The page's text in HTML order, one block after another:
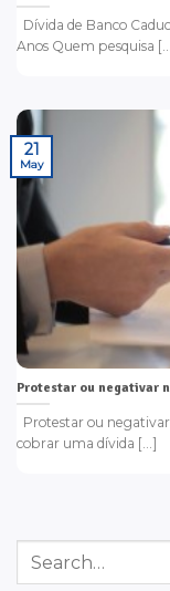
Dívida de Banco
Anos Quem pesquisa
Protestar ou negativar
Protestar ou
cobrar uma dívida [...]
21
May